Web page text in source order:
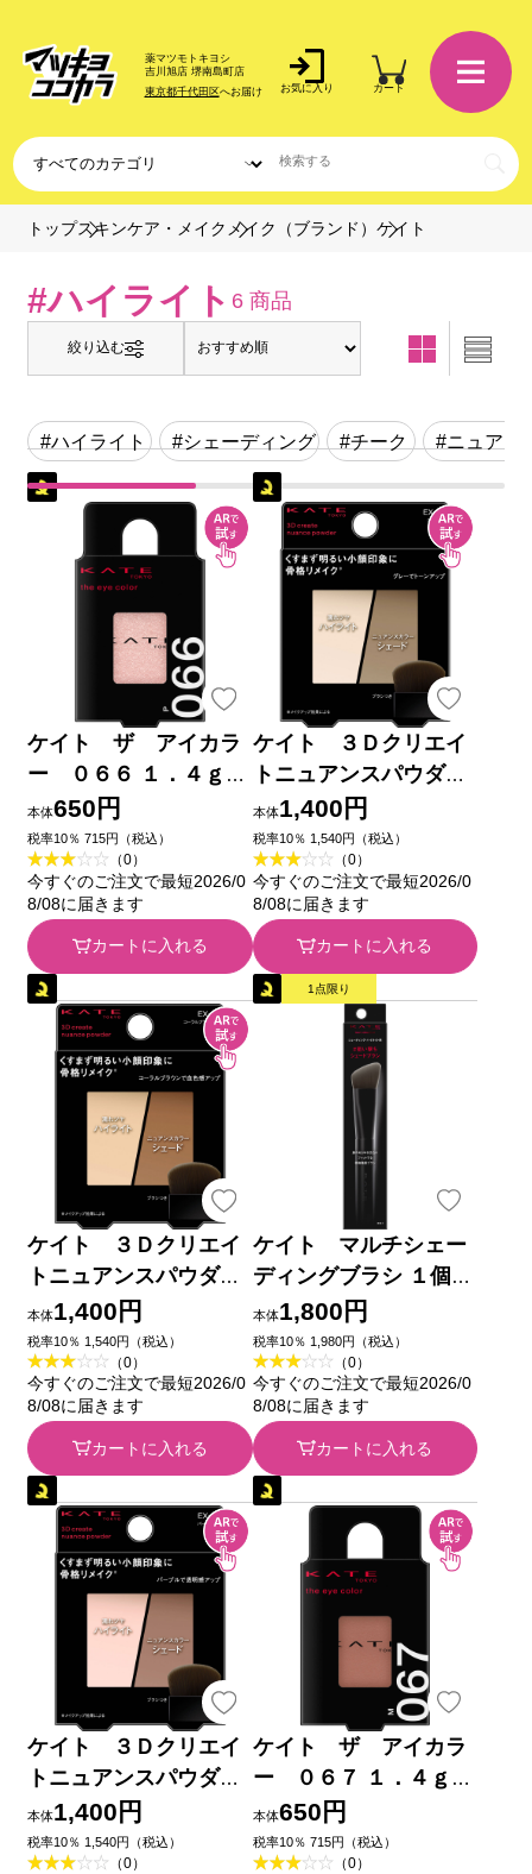
薬マツモトキヨシ
吉川旭店 堺南島町店
東京都千代田区へお届け お気に入り カート
トップスキンケア・メイク メイク（ブランド） ケイト
#ハイライト 6 商品
絞り込む
#ハイライト #シェーディング #チーク #ニュアン
ケイト ザ アイカラ
ー ０６６ １．４ｇ
カネボウ化粧品
本体650円
税率10％ 715円（税込）
（0）
今すぐのご注文で最短2026/0
8/08に届きます
カートに入れる
ケイト ３Ｄクリエイ
トニュアンスパウダ
ー ＥＸー１ ３．４ｇ
カネボウ化粧品
本体1,400円
税率10％ 1,540円（税込）
（0）
今すぐのご注文で最短2026/0
8/08に届きます
カートに入れる
ケイト ３Ｄクリエイ
トニュアンスパウダ
ー ＥＸー３ ３．４ｇ
カネボウ化粧品
本体1,400円
税率10％ 1,540円（税込）
（0）
今すぐのご注文で最短2026/0
8/08に届きます
カートに入れる
1点限り
ケイト マルチシェー
ディングブラシ １個
カネボウ化粧品
本体1,800円
税率10％ 1,980円（税込）
（0）
今すぐのご注文で最短2026/0
8/08に届きます
カートに入れる
ケイト ３Ｄクリエイ
トニュアンスパウダ
ー ＥＸー２ ３．４ｇ
カネボウ化粧品
本体1,400円
税率10％ 1,540円（税込）
（0）
ケイト ザ アイカラ
ー ０６７ １．４ｇ
カネボウ化粧品
本体650円
税率10％ 715円（税込）
（0）